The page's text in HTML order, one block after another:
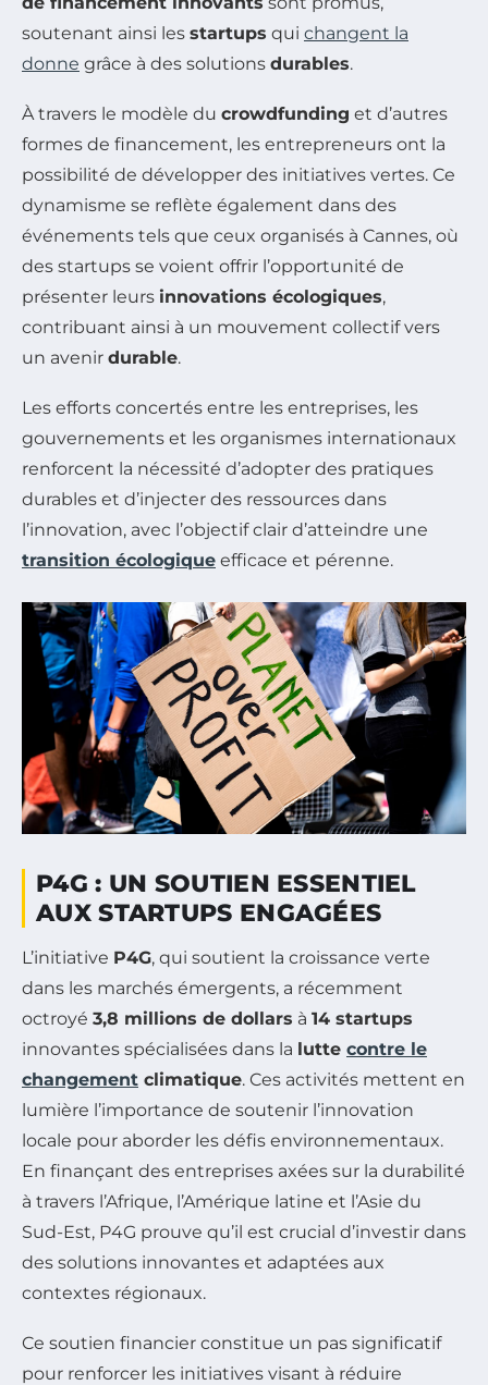
soutenant ainsi les startups qui changent la
donne grâce à des solutions durables.
À travers le modèle du crowdfunding et d’autres
formes de financement, les entrepreneurs ont la
possibilité de développer des initiatives vertes. Ce
dynamisme se reflète également dans des
événements tels que ceux organisés à Cannes, où
des startups se voient offrir l’opportunité de
présenter leurs innovations écologiques,
contribuant ainsi à un mouvement collectif vers
un avenir durable.
Les efforts concertés entre les entreprises, les
gouvernements et les organismes internationaux
renforcent la nécessité d’adopter des pratiques
durables et d’injecter des ressources dans
l’innovation, avec l’objectif clair d’atteindre une
transition écologique efficace et pérenne.
P4G : UN SOUTIEN ESSENTIEL
AUX STARTUPS ENGAGÉES
L’initiative P4G, qui soutient la croissance verte
dans les marchés émergents, a récemment
octroyé 3,8 millions de dollars à 14 startups
innovantes spécialisées dans la lutte contre le
changement climatique. Ces activités mettent en
lumière l’importance de soutenir l’innovation
locale pour aborder les défis environnementaux.
En finançant des entreprises axées sur la durabilité
à travers l’Afrique, l’Amérique latine et l’Asie du
Sud-Est, P4G prouve qu’il est crucial d’investir dans
des solutions innovantes et adaptées aux
contextes régionaux.
Ce soutien financier constitue un pas significatif
pour renforcer les initiatives visant à réduire